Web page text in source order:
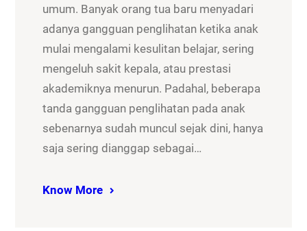
umum. Banyak orang tua baru menyadari
adanya gangguan penglihatan ketika anak
mulai mengalami kesulitan belajar, sering
mengeluh sakit kepala, atau prestasi
akademiknya menurun. Padahal, beberapa
tanda gangguan penglihatan pada anak
sebenarnya sudah muncul sejak dini, hanya
saja sering dianggap sebagai…
Know More